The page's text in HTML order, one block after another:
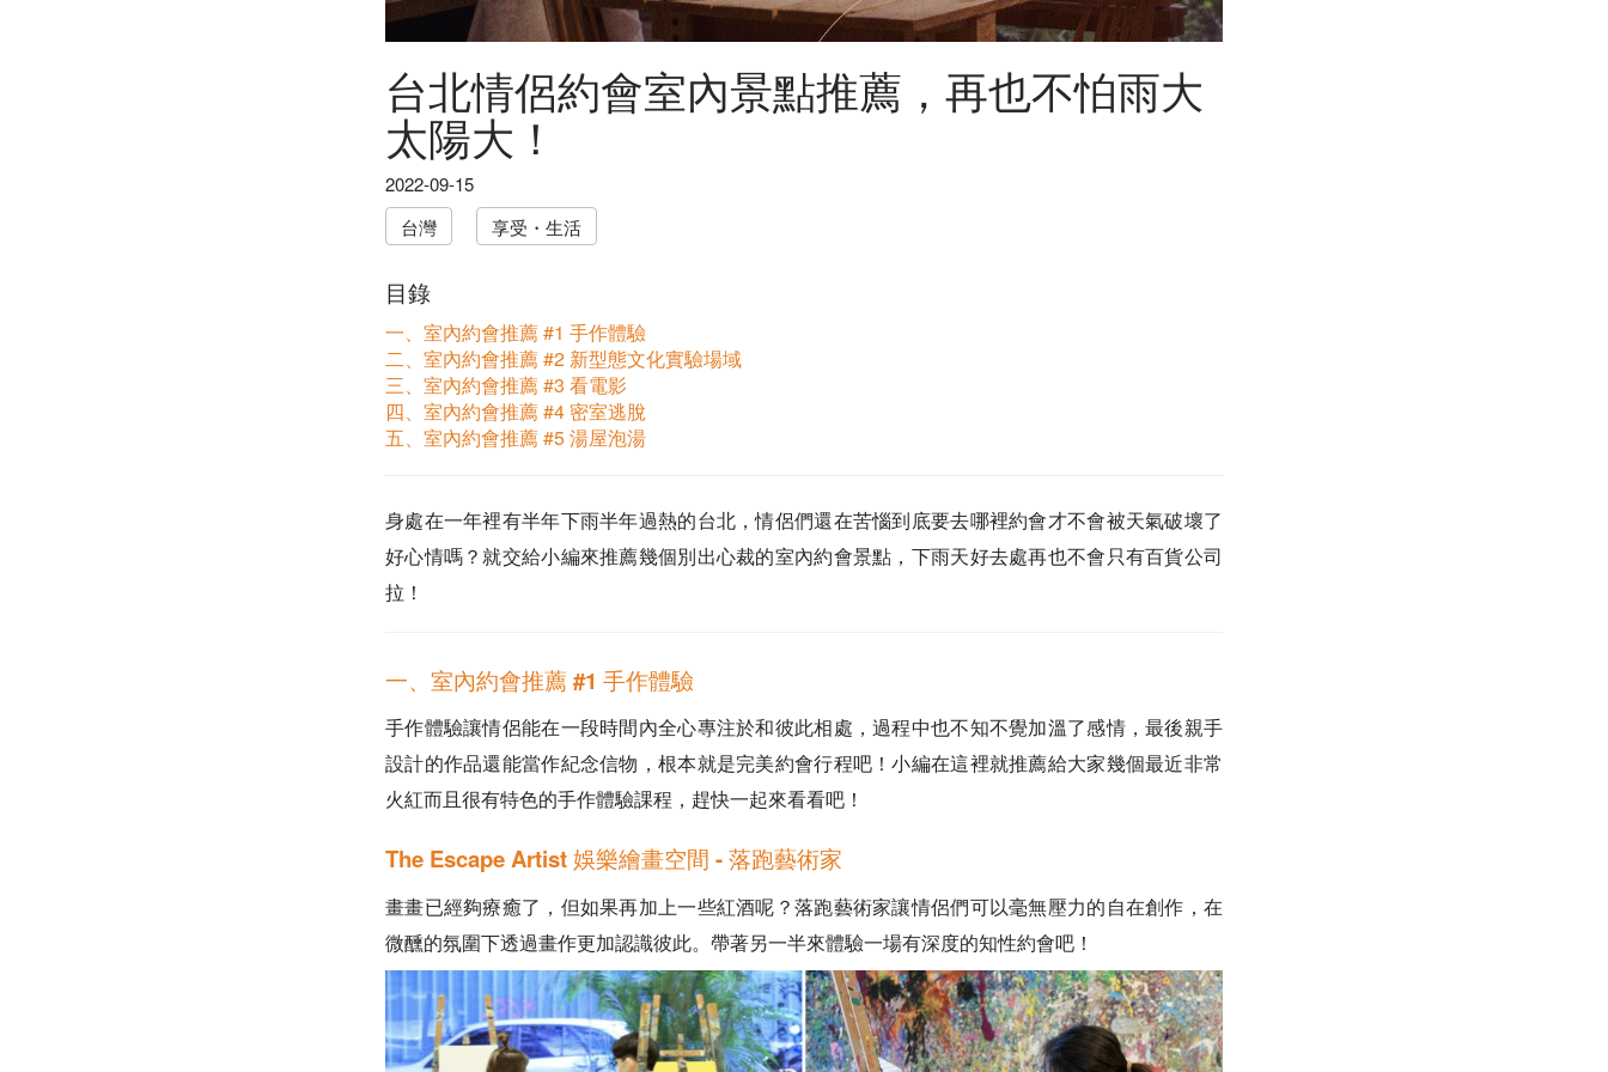
台北情侶約會室內景點推薦，再也不怕雨大
太陽大！
2022-09-15
台灣
享受・生活
目錄
一、室內約會推薦 #1 手作體驗
二、室內約會推薦 #2 新型態文化實驗場域
三、室內約會推薦 #3 看電影
四、室內約會推薦 #4 密室逃脫
五、室內約會推薦 #5 湯屋泡湯
身處在一年裡有半年下雨半年過熱的台北，情侶們還在苦惱到底要去哪裡約會才不會被天氣破壞了
好心情嗎？就交給小編來推薦幾個別出心裁的室內約會景點，下雨天好去處再也不會只有百貨公司
拉！
一、室內約會推薦 #1 手作體驗
手作體驗讓情侶能在一段時間內全心專注於和彼此相處，過程中也不知不覺加溫了感情，最後親手
設計的作品還能當作紀念信物，根本就是完美約會行程吧！小編在這裡就推薦給大家幾個最近非常
火紅而且很有特色的手作體驗課程，趕快一起來看看吧！
The Escape Artist 娛樂繪畫空間 - 落跑藝術家
畫畫已經夠療癒了，但如果再加上一些紅酒呢？落跑藝術家讓情侶們可以毫無壓力的自在創作，在
微醺的氛圍下透過畫作更加認識彼此。帶著另一半來體驗一場有深度的知性約會吧！